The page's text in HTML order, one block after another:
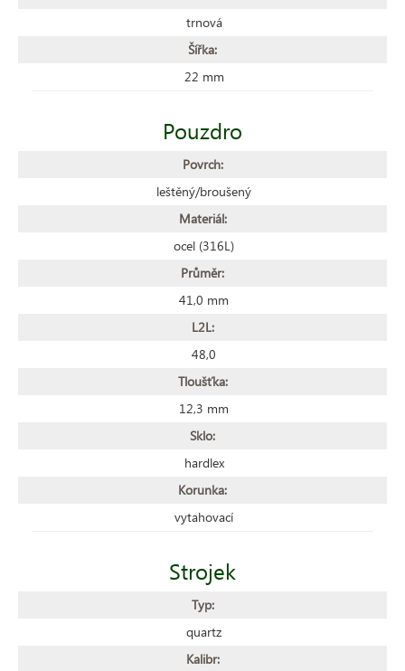
trnová
Šířka:
22 mm
Pouzdro
Povrch:
leštěný/broušený
Materiál:
ocel (316L)
Průměr:
41,0 mm
L2L:
48,0
Tloušťka:
12,3 mm
Sklo:
hardlex
Korunka:
vytahovací
Strojek
Typ:
quartz
Kalibr: